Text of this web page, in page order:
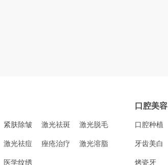
紧肤除皱 激光祛斑 激光脱毛
激光祛痘 痤疮治疗 激光溶脂
医学纹绣
口腔美容
口腔种植
牙齿美白
烤瓷牙